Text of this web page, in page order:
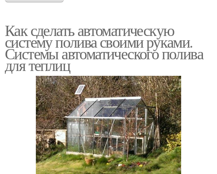
Как сделать автоматическую
систему полива своими руками.
Системы автоматического полива
для теплиц